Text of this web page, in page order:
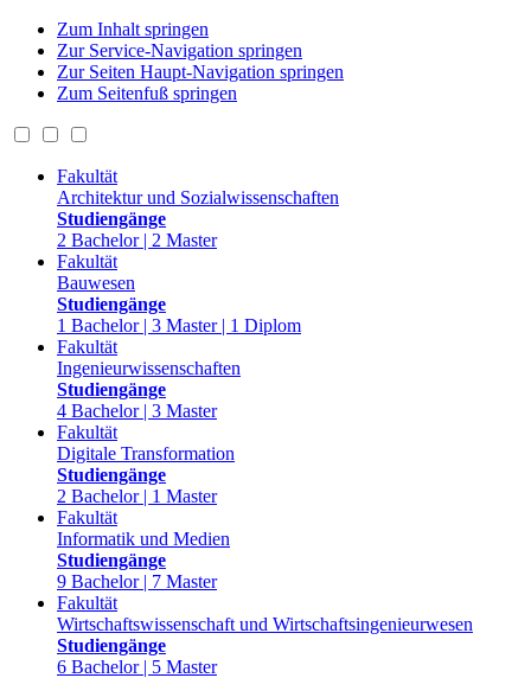
Zum Inhalt springen
Zur Service-Navigation springen
Zur Seiten Haupt-Navigation springen
Zum Seitenfuß springen
Fakultät
Architektur und Sozialwissenschaften
Studiengänge
2 Bachelor | 2 Master
Fakultät
Bauwesen
Studiengänge
1 Bachelor | 3 Master | 1 Diplom
Fakultät
Ingenieurwissenschaften
Studiengänge
4 Bachelor | 3 Master
Fakultät
Digitale Transformation
Studiengänge
2 Bachelor | 1 Master
Fakultät
Informatik und Medien
Studiengänge
9 Bachelor | 7 Master
Fakultät
Wirtschaftswissenschaft und Wirtschaftsingenieurwesen
Studiengänge
6 Bachelor | 5 Master